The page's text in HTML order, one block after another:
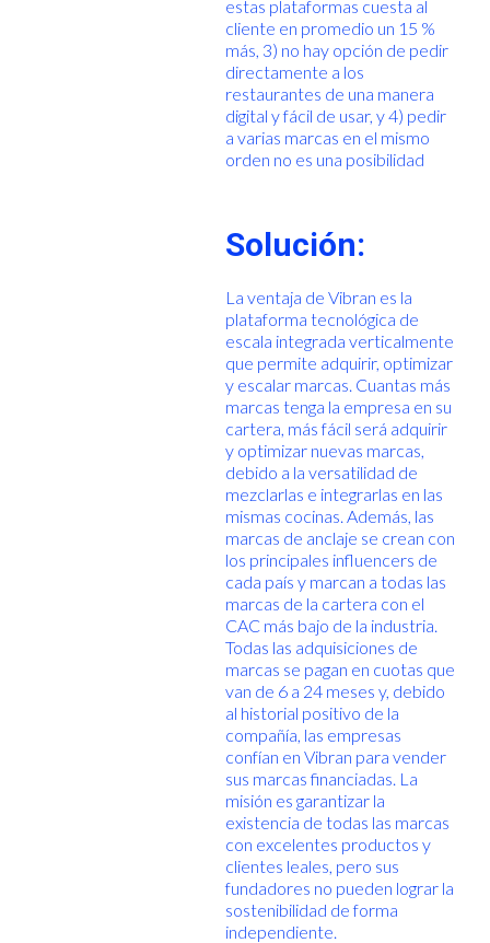
estas plataformas cuesta al
cliente en promedio un 15 %
más, 3) no hay opción de pedir
directamente a los
restaurantes de una manera
digital y fácil de usar, y 4) pedir
a varias marcas en el mismo
orden no es una posibilidad
Solución:
La ventaja de Vibran es la
plataforma tecnológica de
escala integrada verticalmente
que permite adquirir, optimizar
y escalar marcas. Cuantas más
marcas tenga la empresa en su
cartera, más fácil será adquirir
y optimizar nuevas marcas,
debido a la versatilidad de
mezclarlas e integrarlas en las
mismas cocinas. Además, las
marcas de anclaje se crean con
los principales influencers de
cada país y marcan a todas las
marcas de la cartera con el
CAC más bajo de la industria.
Todas las adquisiciones de
marcas se pagan en cuotas que
van de 6 a 24 meses y, debido
al historial positivo de la
compañía, las empresas
confían en Vibran para vender
sus marcas financiadas. La
misión es garantizar la
existencia de todas las marcas
con excelentes productos y
clientes leales, pero sus
fundadores no pueden lograr la
sostenibilidad de forma
independiente.